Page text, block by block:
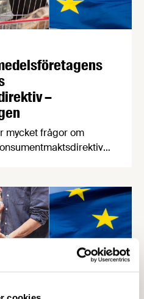
–
mycket frågor om
av direktivet som vi
som ska göra det lättare
hållbara och …